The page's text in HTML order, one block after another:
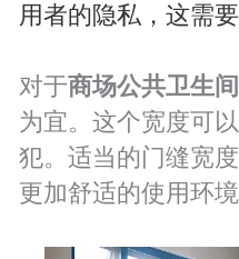
用者的隐私，这需
对于商场公共卫生
为宜。这个宽度可
犯。适当的门缝宽
更加舒适的使用环